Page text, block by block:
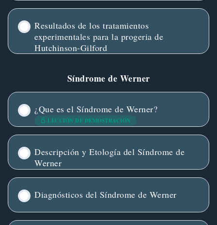
Resultados de los tratamientos
experimentales para la progeria de
Hutchinson-Gilford
Síndrome de Werner
¿Que es el Síndrome de Werner?
LECCIÓN DE DEMOSTRACIÓN
Descripción y Etología del Síndrome de
Werner
Diagnósticos del Síndrome de Werner